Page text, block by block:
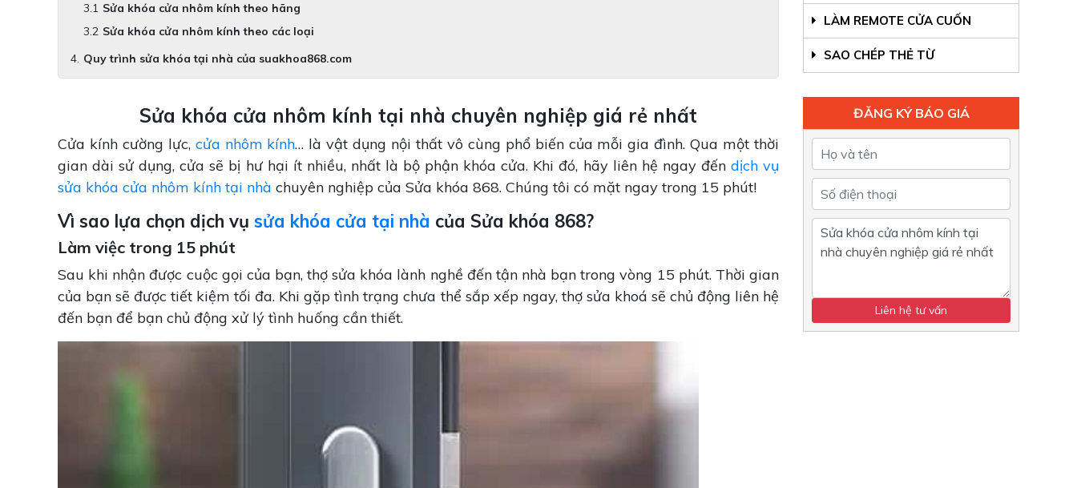
Sửa khóa cửa nhôm kính theo hãng
Sửa khóa cửa nhôm kính theo các loại
Quy trình sửa khóa tại nhà của suakhoa868.com
Sửa khóa cửa nhôm kính tại nhà chuyên nghiệp giá rẻ nhất
Cửa kính cường lực, cửa nhôm kính… là vật dụng nội thất vô cùng phổ biến của mỗi gia đình. Qua một thời
gian dài sử dụng, cửa sẽ bị hư hại ít nhiều, nhất là bộ phận khóa cửa. Khi đó, hãy liên hệ ngay đến dịch vụ
sửa khóa cửa nhôm kính tại nhà chuyên nghiệp của Sửa khóa 868. Chúng tôi có mặt ngay trong 15 phút!
Vì sao lựa chọn dịch vụ sửa khóa cửa tại nhà của Sửa khóa 868?
Làm việc trong 15 phút
Sau khi nhận được cuộc gọi của bạn, thợ sửa khóa lành nghề đến tận nhà bạn trong vòng 15 phút. Thời gian
của bạn sẽ được tiết kiệm tối đa. Khi gặp tình trạng chưa thể sắp xếp ngay, thợ sửa khoá sẽ chủ động liên hệ
đến bạn để bạn chủ động xử lý tình huống cần thiết.
LÀM REMOTE CỬA CUỐN
SAO CHÉP THẺ TỪ
ĐĂNG KÝ BÁO GIÁ